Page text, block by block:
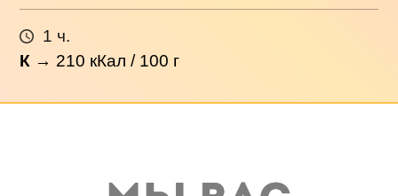
1 ч.
К → 210 кКал / 100 г